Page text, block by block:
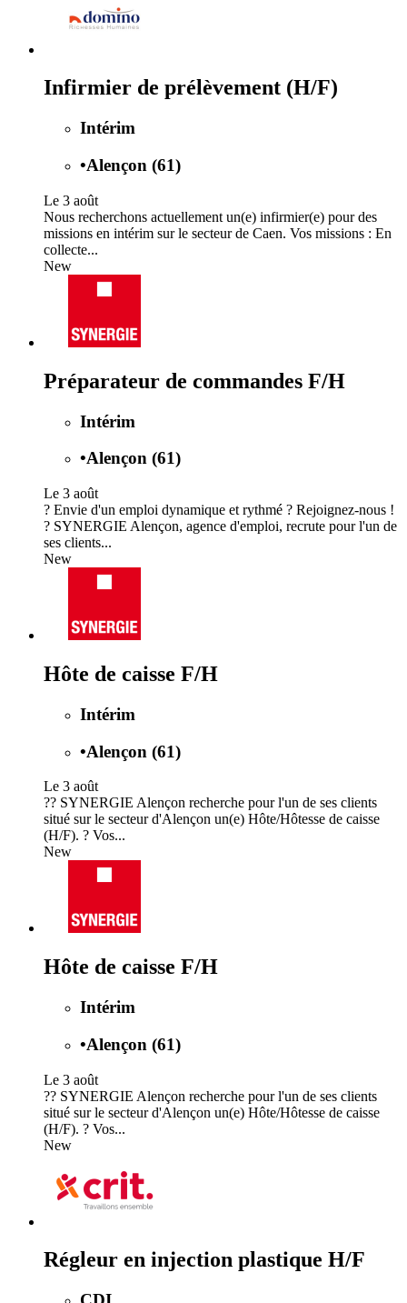
Infirmier de prélèvement (H/F)
Intérim
•Alençon (61)
Le 3 août
Nous recherchons actuellement un(e) infirmier(e) pour des
missions en intérim sur le secteur de Caen. Vos missions : En
collecte...
New
Préparateur de commandes F/H
Intérim
•Alençon (61)
Le 3 août
? Envie d'un emploi dynamique et rythmé ? Rejoignez-nous !
? SYNERGIE Alençon, agence d'emploi, recrute pour l'un de
ses clients...
New
Hôte de caisse F/H
Intérim
•Alençon (61)
Le 3 août
?? SYNERGIE Alençon recherche pour l'un de ses clients
situé sur le secteur d'Alençon un(e) Hôte/Hôtesse de caisse
(H/F). ? Vos...
New
Hôte de caisse F/H
Intérim
•Alençon (61)
Le 3 août
?? SYNERGIE Alençon recherche pour l'un de ses clients
situé sur le secteur d'Alençon un(e) Hôte/Hôtesse de caisse
(H/F). ? Vos...
New
Régleur en injection plastique H/F